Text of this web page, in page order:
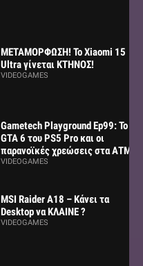
ΜΕΤΑΜΟΡΦΩΣΗ! Το Xiaomi 15
Ultra γίνεται ΚΤΗΝΟΣ!
VIDEOGAMES
Gametech Playground Ep99: Το
GTA 6 του PS5 Pro και οι
παρανοϊκές χρεώσεις στα ΑΤΜ
VIDEOGAMES
MSI Raider A18 – Κάνει τα
Desktop να ΚΛΑΙΝΕ ?
VIDEOGAMES